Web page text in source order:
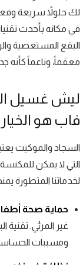
لك حلولاً سريعة
في مكانه بأحدث
البقع المستعصية
معقماً، وناعماً كأنه
ليش غسيل
فاب هو
السجاد والموكيت
التي لا يمكن للمكنسة
لخدماتنا المتطورة
حماية صحة
ومسببات